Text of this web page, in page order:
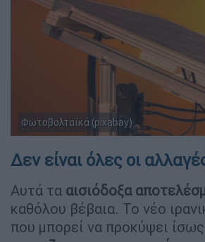
Φωτοβολταϊκά (pixabay)
Δεν είναι όλες οι
Αυτά τα αισιόδοξα
καθόλου βέβαια. Το νέο
που μπορεί να προκύψει ίσως